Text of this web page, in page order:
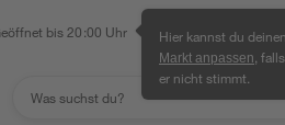
bis 20:00 Uhr Hier kannst du deinen
Markt anpassen , falls
er nicht stimmt.